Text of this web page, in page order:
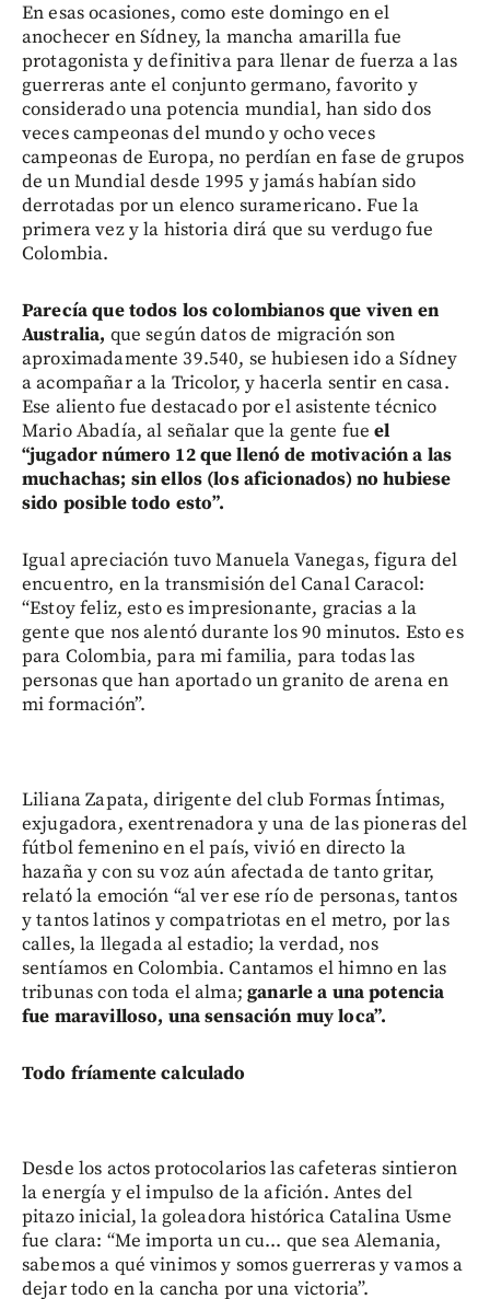
En esas ocasiones, como este domingo en el
anochecer en Sídney, la mancha amarilla fue
protagonista y definitiva para llenar de fuerza a las
guerreras ante el conjunto germano, favorito y
considerado una potencia mundial, han sido dos
veces campeonas del mundo y ocho veces
campeonas de Europa, no perdían en fase de grupos
de un Mundial desde 1995 y jamás habían sido
derrotadas por un elenco suramericano. Fue la
primera vez y la historia dirá que su verdugo fue
Colombia.
Parecía que todos los colombianos que viven en
Australia, que según datos de migración son
aproximadamente 39.540, se hubiesen ido a Sídney
a acompañar a la Tricolor, y hacerla sentir en casa.
Ese aliento fue destacado por el asistente técnico
Mario Abadía, al señalar que la gente fueel
“jugador número 12 que llenó de motivación a las
muchachas; sin ellos (los aficionados) no hubiese
sido posible todo esto”.
Igual apreciación tuvo Manuela Vanegas, figura del
encuentro, en la transmisión del Canal Caracol:
“Estoy feliz, esto es impresionante, gracias a la
gente que nos alentó durante los 90 minutos. Esto es
para Colombia, para mi familia, para todas las
personas que han aportado un granito de arena en
mi formación”.
Liliana Zapata, dirigente del club Formas Íntimas,
exjugadora, exentrenadora y una de las pioneras del
fútbol femenino en el país, vivió en directo la
hazaña y con su voz aún afectada de tanto gritar,
relató la emoción “al ver ese río de personas, tantos
y tantos latinos y compatriotas en el metro, por las
calles, la llegada al estadio; la verdad, nos
sentíamos en Colombia. Cantamos el himno en las
tribunas con toda el alma; ganarle a una potencia
fue maravilloso, una sensación muy loca”.
Todo fríamente calculado
Desde los actos protocolarios las cafeteras sintieron
la energía y el impulso de la afición. Antes del
pitazo inicial, la goleadora histórica Catalina Usme
fue clara: “Me importa un cu... que sea Alemania,
sabemos a qué vinimos y somos guerreras y vamos a
dejar todo en la cancha por una victoria”.